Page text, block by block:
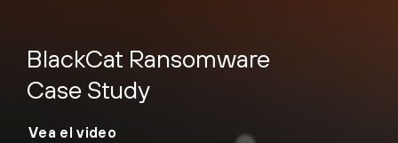
BlackCat Ransomware
Case Study
Vea el video